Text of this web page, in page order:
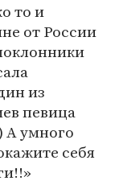
то и
от России
из
певица
А умного
себя